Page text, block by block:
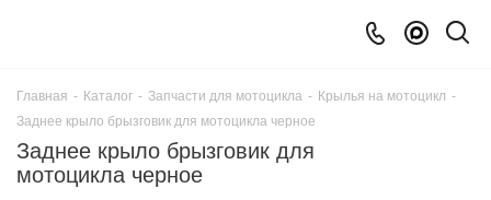
Главная - Каталог - Запчасти для мотоцикла - Крылья на мотоцикл -
Заднее крыло брызговик для мотоцикла черное
Заднее крыло брызговик для
мотоцикла черное